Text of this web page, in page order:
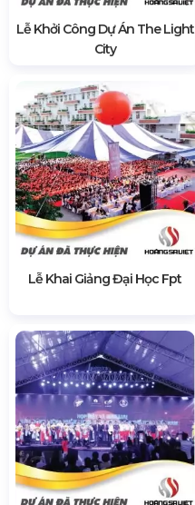
Lễ Khởi Công Dự Án The Light
City
Lễ Khai Giảng Đại Học Fpt